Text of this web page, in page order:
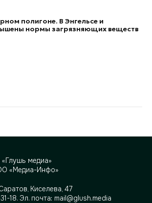
полигоне. В Энгельсе и
нормы загрязняющих веществ
медиа»
«Медиа-Инфо»
Киселева, 47
18. Эл. почта: mail@glush.media